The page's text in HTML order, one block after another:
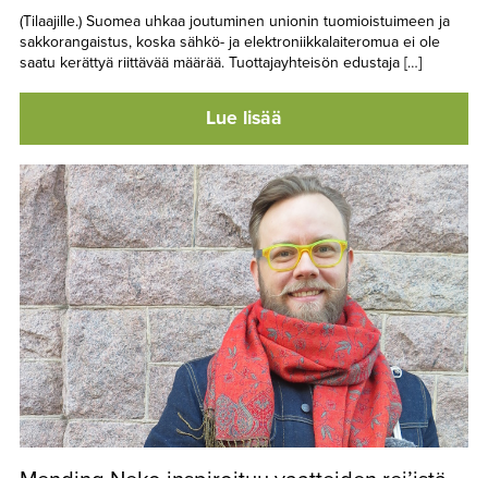
(Tilaajille.) Suomea uhkaa joutuminen unionin tuomioistuimeen ja
sakkorangaistus, koska sähkö- ja elektroniikkalaiteromua ei ole
saatu kerättyä riittävää määrää. Tuottajayhteisön edustaja […]
Lue lisää